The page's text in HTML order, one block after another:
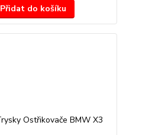
Přidat do košíku